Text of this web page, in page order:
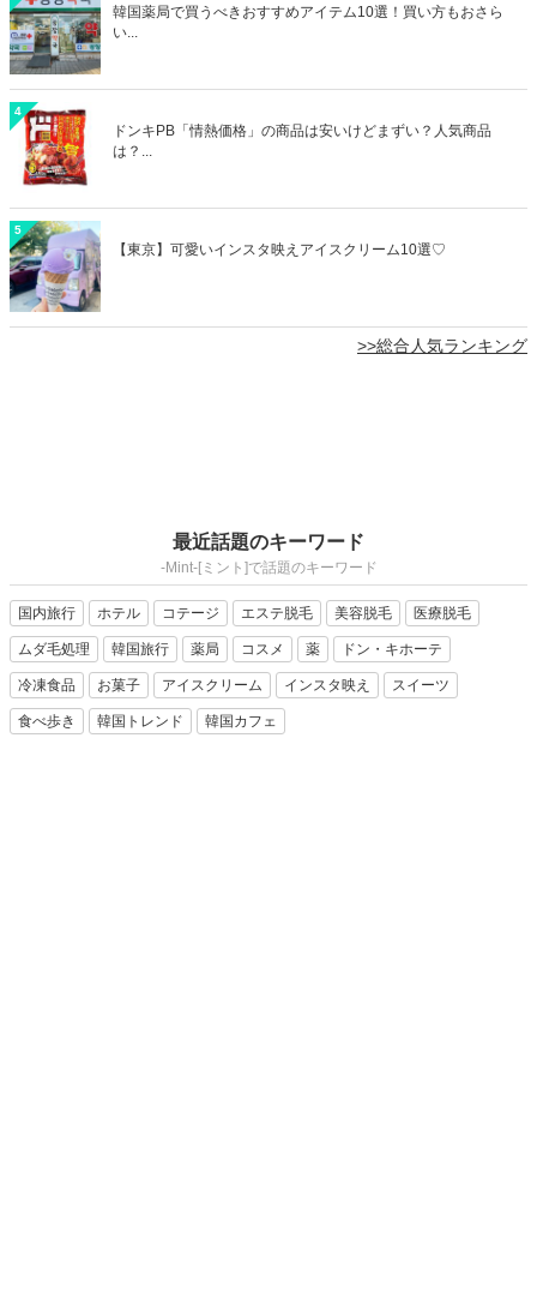
韓国薬局で買うべきおすすめアイテム10選！買い方もおさら
い...
4
ドンキPB「情熱価格」の商品は安いけどまずい？人気商品
は？...
5
【東京】可愛いインスタ映えアイスクリーム10選♡
>>総合人気ランキング
最近話題のキーワード
-Mint-[ミント]で話題のキーワード
国内旅行 ホテル コテージ エステ脱毛 美容脱毛 医療脱毛
ムダ毛処理 韓国旅行 薬局 コスメ 薬 ドン・キホーテ
冷凍食品 お菓子 アイスクリーム インスタ映え スイーツ
食べ歩き 韓国トレンド 韓国カフェ